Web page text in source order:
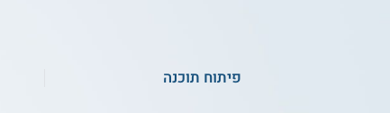
IPC - פיתוח אתרים
ואפליקציותפיתוח תוכנה